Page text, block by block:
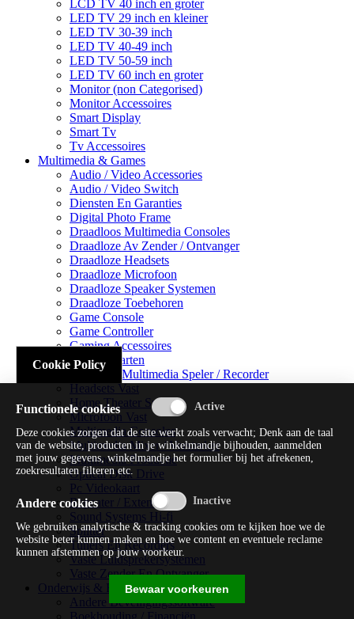
LCD TV 40 inch en groter
LED TV 29 inch en kleiner
LED TV 30-39 inch
LED TV 40-49 inch
LED TV 50-59 inch
LED TV 60 inch en groter
Monitor (non Categorised)
Monitor Accessoires
Smart Display
Smart Tv
Tv Accessoires
Multimedia & Games
Audio / Video Accessories
Audio / Video Switch
Diensten En Garanties
Digital Photo Frame
Draadloos Multimedia Consoles
Draadloze Av Zender / Ontvanger
Draadloze Headsets
Draadloze Microfoon
Draadloze Speaker Systemen
Draadloze Toebehoren
Game Console
Game Controller
Gaming Accessoires
Geluidskaarten
Handheld Multimedia Speler / Recorder
Headsets Vast
Home Theater Systems
Microfoon Vast
Multimedia Consoles
Multimedia Mixer / Versterker
Multimedia Productie
Optical Disk Drive
Pc Videokaart
Repeater / Extender
Sound Systems Hi-fi
Splitter
Tuners En Recorders
Vaste Luidsprekersystemen
Vaste Zender En Ontvanger
Onderwijs & Recreatie
Andere Beveiligingssoftware
Cookie Policy
Functionele cookies
Deze cookies zorgen dat de site werkt zoals verwacht; Denk aan de taal
van de website, producten in je winkelmandje bijhouden, aanmelden
met jouw gegevens, winkelmandje het formulier bij het afrekenen,
zoekresultaten filteren etc.
Andere cookies
We gebruiken analytische & tracking cookies om te kijken hoe we de
website beter kunnen maken en hoe we content en eventuele reclame
kunnen afstemmen op jouw voorkeur.
Bewaar voorkeuren